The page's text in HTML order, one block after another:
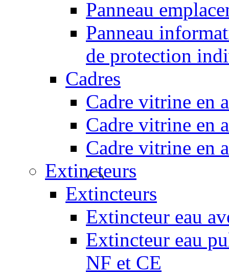
Panneau
Panneau
de protection
Cadres
Cadre vitrine en
Cadre vitrine en
Cadre vitrine en
Extincteurs
Extincteurs
Extincteur eau
Extincteur eau
NF et CE